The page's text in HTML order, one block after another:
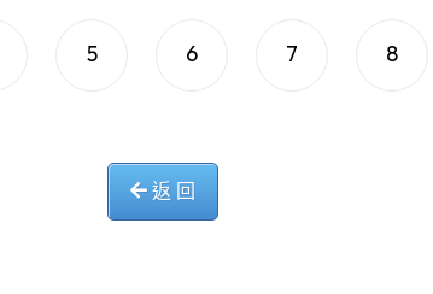
5 6 7 8
返 回